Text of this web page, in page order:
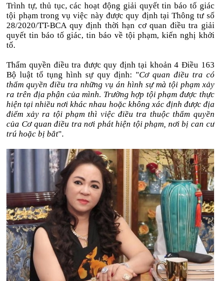
Trình tự, thủ tục, các hoạt động giải quyết tin báo tố giác
tội phạm trong vụ việc này được quy định tại Thông tư số
28/2020/TT-BCA quy định thời hạn cơ quan điều tra giải
quyết tin báo tố giác, tin báo về tội phạm, kiến nghị khởi
tố.
Thẩm quyền điều tra được quy định tại khoản 4 Điều 163
Bộ luật tố tụng hình sự quy định: "Cơ quan điều tra có
thẩm quyền điều tra những vụ án hình sự mà tội phạm xảy
ra trên địa phận của mình. Trường hợp tội phạm được thực
hiện tại nhiều nơi khác nhau hoặc không xác định được địa
điểm xảy ra tội phạm thì việc điều tra thuộc thẩm quyền
của Cơ quan điều tra nơi phát hiện tội phạm, nơi bị can cư
trú hoặc bị bắt".